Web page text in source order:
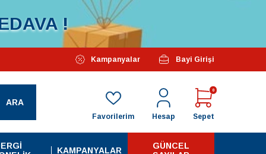
!
Özel Kampanyalarımız Başlamıştır...
Kampanyalar Bayi Girişi
ARA
Sepet
0
Hesap
Favorilerim
KAMPANYALAR
GÜNCEL